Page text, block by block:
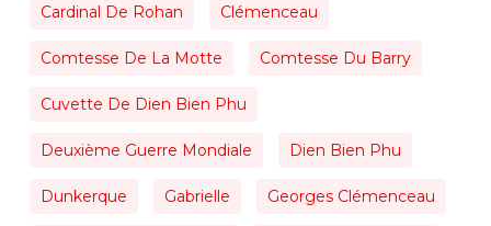
Cardinal De Rohan Clémenceau
Comtesse De La Motte Comtesse Du Barry
Cuvette De Dien Bien Phu
Deuxième Guerre Mondiale Dien Bien Phu
Dunkerque Gabrielle Georges Clémenceau